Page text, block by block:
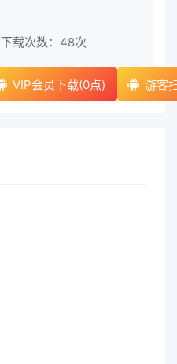
下载次数： 48次
VIP会员下载(0点) 游客